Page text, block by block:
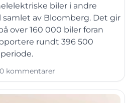
biler i andre
samlet av Bloomberg. Det gir
over 160 000 biler foran
rundt 396 500
0 kommentarer